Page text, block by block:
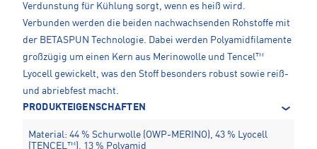
Verdunstung für Kühlung sorgt, wenn es heiß wird.
Verbunden werden die beiden nachwachsenden Rohstoffe mit
der BETASPUN Technologie. Dabei werden Polyamidfilamente
großzügig um einen Kern aus Merinowolle und Tencel™
Lyocell gewickelt, was den Stoff besonders robust sowie reiß-
und abriebfest macht.
PRODUKTEIGENSCHAFTEN
Material: 44 % Schurwolle (OWP-MERINO), 43 % Lyocell
(TENCEL™), 13 % Polyamid